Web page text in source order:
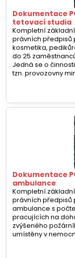
Dokumentace
tetovací studia
Kompletní
právních předpisů
kosmetika,
do 25
Jedná se o
tzn. provozovny
Dokumentace
ambulance
Kompletní
právních předpisů
ambulance s
pracujících na
zvýšeného
umístěny v